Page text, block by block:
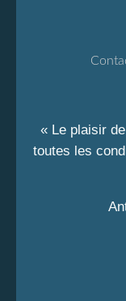
« Le plaisir
toutes les